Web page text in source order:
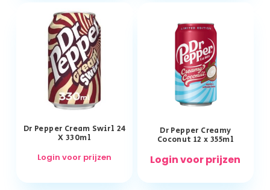
Dr Pepper Cream Swirl 24
X 330ml
Login voor prijzen
Dr Pepper Creamy
Coconut 12 x 355ml
Login voor prijzen